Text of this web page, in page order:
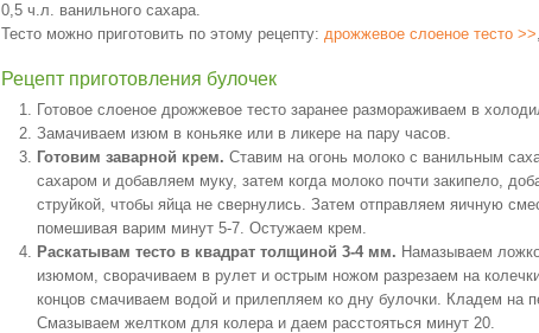
0,5 ч.л. ванильного сахара.
Тесто можно приготовить по этому рецепту: дрожжевое слоеное тесто >>
Рецепт приготовления булочек
Готовое слоеное дрожжевое тесто заранее размораживаем в
Замачиваем изюм в коньяке или в ликере на пару часов.
Готовим заварной крем. Ставим на огонь молоко с ванильным
сахаром и добавляем муку, затем когда молоко почти закипело,
струйкой, чтобы яйца не свернулись. Затем отправляем яичную
помешивая варим минут 5-7. Остужаем крем.
Раскатывам тесто в квадрат толщиной 3-4 мм. Намазываем
изюмом, сворачиваем в рулет и острым ножом разрезаем на
концов смачиваем водой и прилепляем ко дну булочки. Кладем на
Смазываем желтком для колера и даем расстояться минут 20.